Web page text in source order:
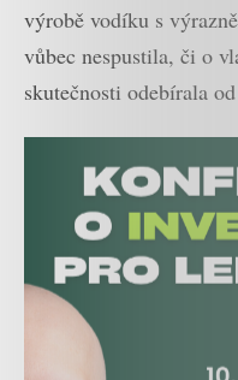
výrobě vodíku s
vůbec nespustila, či o
skutečnosti odebírala